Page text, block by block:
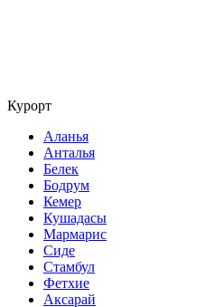
Курорт
Аланья
Анталья
Белек
Бодрум
Кемер
Кушадасы
Мармарис
Сиде
Стамбул
Фетхие
Аксарай